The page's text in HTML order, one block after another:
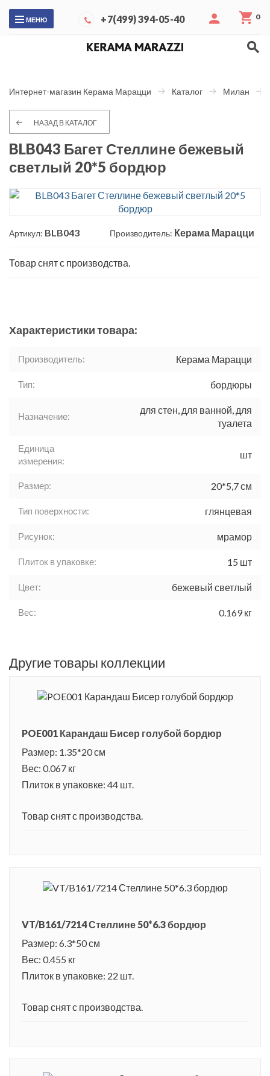
МЕНЮ +7(499) 394-05-40 0
Интернет-магазин Керама Марацци Каталог Милан
НАЗАД В КАТАЛОГ
BLB043 Багет Стеллине бежевый
светлый 20*5 бордюр
Артикул: BLB043 Производитель: Керама Марацци
Товар снят с производства.
Характеристики товара:
Производитель: Керама Марацци
Тип: бордюры
Назначение:
для стен, для ванной, для
туалета
Единица
измерения:
шт
Размер: 20*5,7 см
Тип поверхности: глянцевая
Рисунок: мрамор
Плиток в упаковке: 15 шт
Цвет: бежевый светлый
Вес: 0.169 кг
Другие товары коллекции
POE001 Карандаш Бисер голубой бордюр
Размер: 1.35*20 см
Вес: 0.067 кг
Плиток в упаковке: 44 шт.
Товар снят с производства.
VT/B161/7214 Стеллине 50*6.3 бордюр
Размер: 6.3*50 см
Вес: 0.455 кг
Плиток в упаковке: 22 шт.
Товар снят с производства.